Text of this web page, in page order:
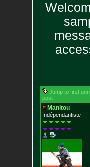
Jump to first
post
Manitou
Indépendantiste